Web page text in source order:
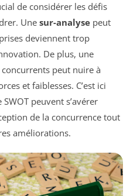
de considérer les défis
Une sur-analyse peut
deviennent trop
De plus, une
peut nuire à
et faiblesses. C’est ici
peuvent s’avérer
de la concurrence tout
améliorations.